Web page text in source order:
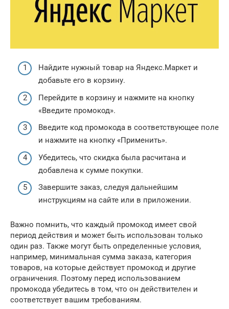
Найдите нужный товар на Яндекс.Маркет и
добавьте его в корзину.
Перейдите в корзину и нажмите на кнопку
«Введите промокод».
Введите код промокода в соответствующее поле
и нажмите на кнопку «Применить».
Убедитесь, что скидка была расчитана и
добавлена к сумме покупки.
Завершите заказ, следуя дальнейшим
инструкциям на сайте или в приложении.
Важно помнить, что каждый промокод имеет свой
период действия и может быть использован только
один раз. Также могут быть определенные условия,
например, минимальная сумма заказа, категория
товаров, на которые действует промокод и другие
ограничения. Поэтому перед использованием
промокода убедитесь в том, что он действителен и
соответствует вашим требованиям.